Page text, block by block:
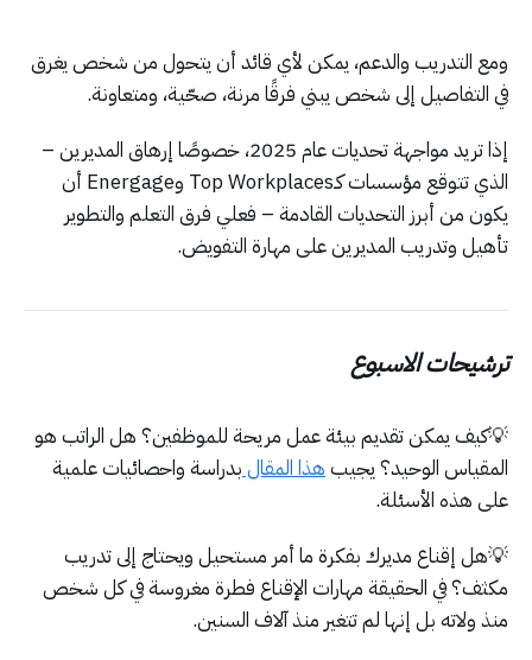
ومع التدريب والدعم، يمكن لأي قائد أن يتحول من شخص يغرق
في التفاصيل إلى شخص يبني فرقًا مرنة، صحّية، ومتعاونة.
إذا تريد مواجهة تحديات عام 2025، خصوصًا إرهاق المديرين –
الذي تتوقع مؤسسات كـTop Workplaces وEnergage أن
يكون من أبرز التحديات القادمة – فعلي فرق التعلم والتطوير
تأهيل وتدريب المديرين على مهارة التفويض.
ترشيحات الاسبوع
💡كيف يمكن تقديم بيئة عمل مريحة للموظفين؟ هل الراتب هو
المقياس الوحيد؟ يجيبهذا المقالبدراسة واحصائيات علمية
على هذه الأسئلة.
💡هل إقناع مديرك بفكرة ما أمر مستحيل ويحتاج إلى تدريب
مكثف؟ في الحقيقة مهارات الإقناع فطرة مغروسة في كل شخص
منذ ولاته بل إنها لم تتغير منذ آلاف السنين.